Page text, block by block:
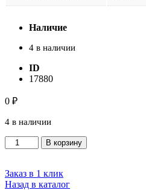
Наличие
4 в наличии
ID
17880
0 ₽
4 в наличии
Количество
товара
направляющий
90*30*6202
В корзину
Заказ в 1 клик
Назад в каталог